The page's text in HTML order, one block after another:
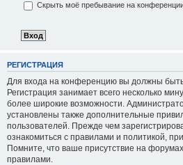
Скрыть моё пребывание на
РЕГИСТРАЦИЯ
Для входа на конференцию вы должны быть
Регистрация занимает всего несколько
более широкие возможности.
установлены также дополнительные
пользователей. Прежде чем
ознакомиться с правилами и политикой,
Помните, что ваше присутствие на
правилами.